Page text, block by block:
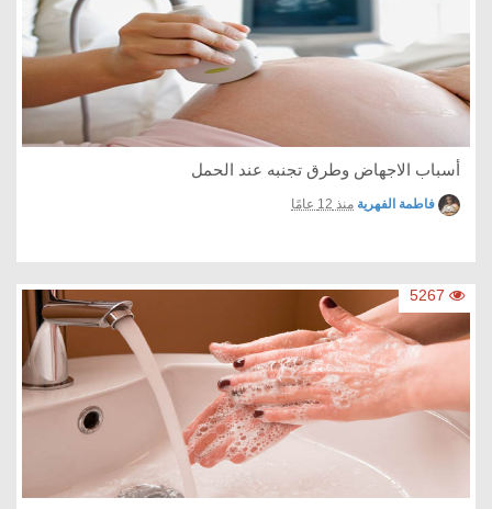
أسباب الاجهاض وطرق تجنبه عند الحمل
فاطمة الفهرية منذ 12 عامًا
5267